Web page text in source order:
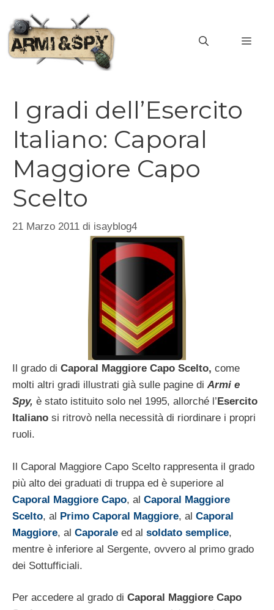
contenuto
I gradi dell’Esercito
Italiano: Caporal
Maggiore Capo
Scelto
21 Marzo 2011 di isayblog4
Il grado di Caporal Maggiore Capo Scelto, come
molti altri gradi illustrati già sulle pagine di Armi e
Spy, è stato istituito solo nel 1995, allorché l’ Esercito
Italiano si ritrovò nella necessità di riordinare i propri
ruoli.
Il Caporal Maggiore Capo Scelto rappresenta il grado
più alto dei graduati di truppa ed è superiore al
Caporal Maggiore Capo, al Caporal Maggiore
Scelto, al Primo Caporal Maggiore, al Caporal
Maggiore, al Caporale ed al soldato semplice,
mentre è inferiore al Sergente, ovvero al primo grado
dei Sottufficiali.
Per accedere al grado di Caporal Maggiore Capo